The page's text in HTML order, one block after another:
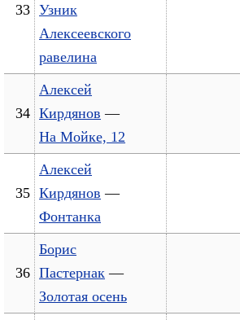
33 Узник
Алексеевского
равелина
34
Алексей
Кирдянов —
На Мойке, 12
35
Алексей
Кирдянов —
Фонтанка
36
Борис
Пастернак —
Золотая осень